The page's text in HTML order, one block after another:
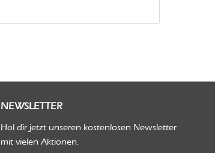
NEWSLETTER
Hol dir jetzt unseren kostenlosen Newsletter
mit vielen Aktionen.